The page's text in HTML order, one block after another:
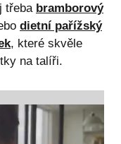
třeba bramborový
dietní pařížský
, které skvěle
na talíři.